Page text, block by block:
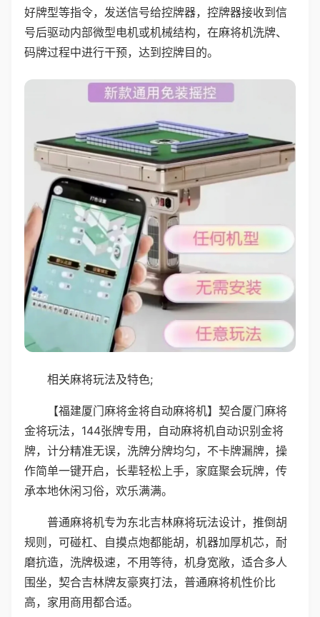
好牌型等指令，发送信号给控牌器，控牌器接收到信
号后驱动内部微型电机或机械结构，在麻将机洗牌、
码牌过程中进行干预，达到控牌目的。
相关麻将玩法及特色;
【福建厦门麻将金将自动麻将机】契合厦门麻将
金将玩法，144张牌专用，自动麻将机自动识别金将
牌，计分精准无误，洗牌分牌均匀，不卡牌漏牌，操
作简单一键开启，长辈轻松上手，家庭聚会玩牌，传
承本地休闲习俗，欢乐满满。
普通麻将机专为东北吉林麻将玩法设计，推倒胡
规则，可碰杠、自摸点炮都能胡，机器加厚机芯，耐
磨抗造，洗牌极速，不用等待，机身宽敞，适合多人
围坐，契合吉林牌友豪爽打法，普通麻将机性价比
高，家用商用都合适。